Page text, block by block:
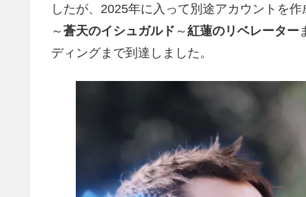
したが、2025年に入って別途アカウントを
～ 蒼天のイシュガルド ～ 紅蓮のリベレーター
ディングまで到達しました。